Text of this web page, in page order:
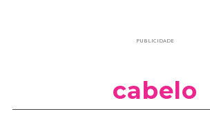
PUBLICIDADE
cabelo